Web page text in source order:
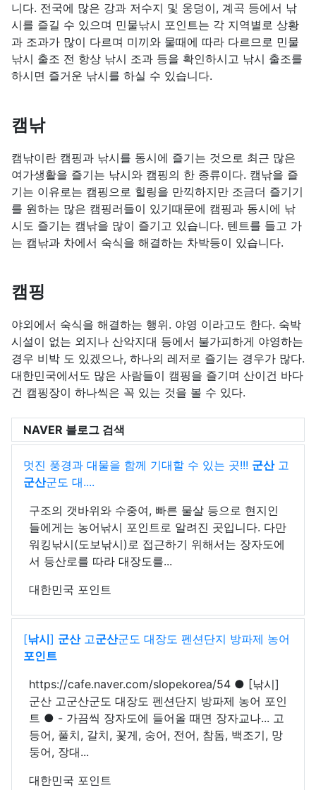
니다. 전국에 많은 강과 저수지 및 웅덩이, 계곡 등에서 낚
시를 즐길 수 있으며 민물낚시 포인트는 각 지역별로 상황
과 조과가 많이 다르며 미끼와 물때에 따라 다르므로 민물
낚시 출조 전 항상 낚시 조과 등을 확인하시고 낚시 출조를
하시면 즐거운 낚시를 하실 수 있습니다.
캠낚
캠낚이란 캠핑과 낚시를 동시에 즐기는 것으로 최근 많은
여가생활을 즐기는 낚시와 캠핑의 한 종류이다. 캠낚을 즐
기는 이유로는 캠핑으로 힐링을 만끽하지만 조금더 즐기기
를 원하는 많은 캠핑러들이 있기때문에 캠핑과 동시에 낚
시도 즐기는 캠낚을 많이 즐기고 있습니다. 텐트를 들고 가
는 캠낚과 차에서 숙식을 해결하는 차박등이 있습니다.
캠핑
야외에서 숙식을 해결하는 행위. 야영 이라고도 한다. 숙박
시설이 없는 외지나 산악지대 등에서 불가피하게 야영하는
경우 비박 도 있겠으나, 하나의 레저로 즐기는 경우가 많다.
대한민국에서도 많은 사람들이 캠핑을 즐기며 산이건 바다
건 캠핑장이 하나씩은 꼭 있는 것을 볼 수 있다.
NAVER 블로그 검색
멋진 풍경과 대물을 함께 기대할 수 있는 곳!!! 군산고
군산군도 대....
구조의 갯바위와 수중여, 빠른 물살 등으로 현지인
들에게는 농어낚시 포인트로 알려진 곳입니다. 다만
워킹낚시(도보낚시)로 접근하기 위해서는 장자도에
서 등산로를 따라 대장도를...
대한민국 포인트
[낚시] 군산고군산군도 대장도 펜션단지 방파제 농어
포인트
https://cafe.naver.com/slopekorea/54 ● [낚시]
군산 고군산군도 대장도 펜션단지 방파제 농어 포인
트 ● - 가끔씩 장자도에 들어올 때면 장자교나... 고
등어, 풀치, 갈치, 꽃게, 숭어, 전어, 참돔, 백조기, 망
둥어, 장대...
대한민국 포인트